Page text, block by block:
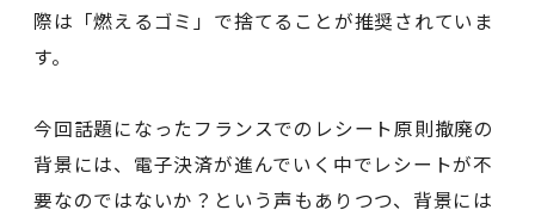
際は「燃えるゴミ」で捨てることが推奨されていま
す。
今回話題になったフランスでのレシート原則撤廃の
背景には、電子決済が進んでいく中でレシートが不
要なのではないか？という声もありつつ、背景には